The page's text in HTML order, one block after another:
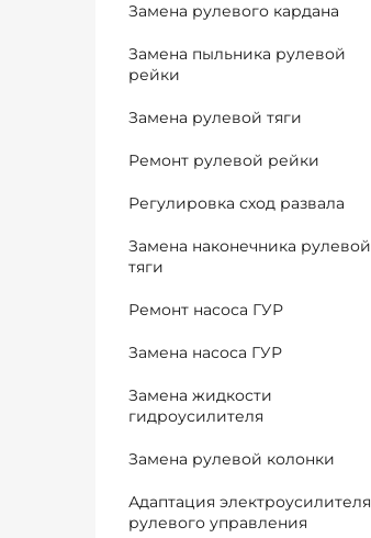
Замена рулевого кардана
Замена пыльника рулевой
рейки
Замена рулевой тяги
Ремонт рулевой рейки
Регулировка сход развала
Замена наконечника рулевой
тяги
Ремонт насоса ГУР
Замена насоса ГУР
Замена жидкости
гидроусилителя
Замена рулевой колонки
Адаптация электроусилителя
рулевого управления